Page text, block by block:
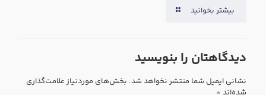
بیشتر بخوانید
دیدگاهتان را بنویسید
نشانی ایمیل شما منتشر نخواهد شد. بخش‌های موردنیاز علامت‌گذاری
شده‌اند *